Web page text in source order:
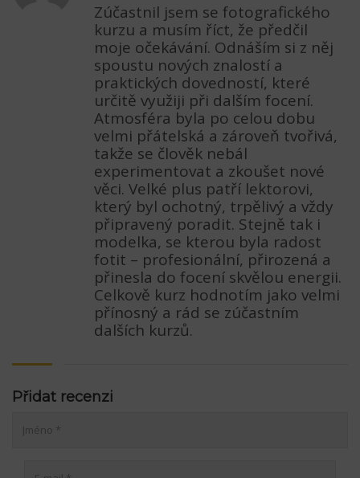
Zúčastnil jsem se fotografického
kurzu a musím říct, že předčil
moje očekávání. Odnáším si z něj
spoustu nových znalostí a
praktických dovedností, které
určitě využiji při dalším focení.
Atmosféra byla po celou dobu
velmi přátelská a zároveň tvořivá,
takže se člověk nebál
experimentovat a zkoušet nové
věci. Velké plus patří lektorovi,
který byl ochotný, trpělivý a vždy
připravený poradit. Stejně tak i
modelka, se kterou byla radost
fotit – profesionální, přirozená a
přinesla do focení skvělou energii.
Celkově kurz hodnotím jako velmi
přínosný a rád se zúčastním
dalších kurzů.
Přidat recenzi